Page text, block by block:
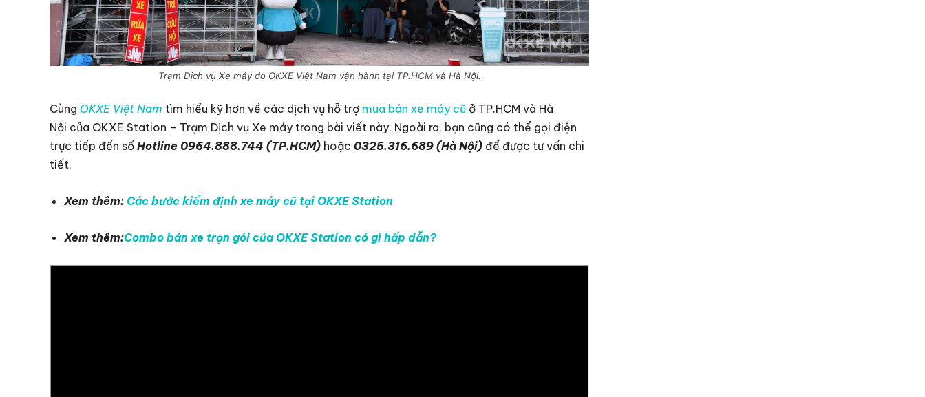
Trạm Dịch vụ Xe máy do OKXE Việt Nam vận hành tại TP.HCM và Hà Nội.
Cùng OKXE Việt Nam tìm hiểu kỹ hơn về các dịch vụ hỗ trợ mua bán xe máy cũ ở TP.HCM và Hà
Nội của OKXE Station – Trạm Dịch vụ Xe máy trong bài viết này. Ngoài ra, bạn cũng có thể gọi điện
trực tiếp đến số Hotline 0964.888.744 (TP.HCM) hoặc 0325.316.689 (Hà Nội) để được tư vấn chi
tiết.
Xem thêm: Các bước kiểm định xe máy cũ tại OKXE Station
Xem thêm:Combo bán xe trọn gói của OKXE Station có gì hấp dẫn?